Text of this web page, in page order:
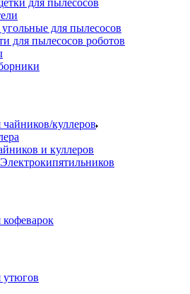
для пылесосов
для пылесосов
для пылесосов роботов
чайников/куллеров
и куллеров
кофеварок
утюгов